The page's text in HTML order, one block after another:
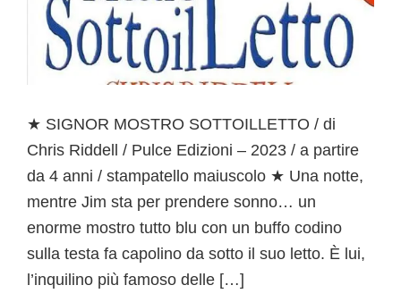
★ SIGNOR MOSTRO SOTTOILLETTO / di
Chris Riddell / Pulce Edizioni – 2023 / a partire
da 4 anni / stampatello maiuscolo ★ Una notte,
mentre Jim sta per prendere sonno… un
enorme mostro tutto blu con un buffo codino
sulla testa fa capolino da sotto il suo letto. È lui,
l’inquilino più famoso delle […]